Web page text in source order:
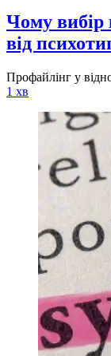
Чому вибір
від
Профайлінг у
1 хв